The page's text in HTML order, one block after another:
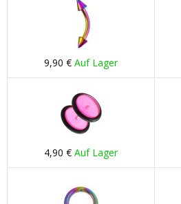
9,90 € Auf Lager
4,90 € Auf Lager